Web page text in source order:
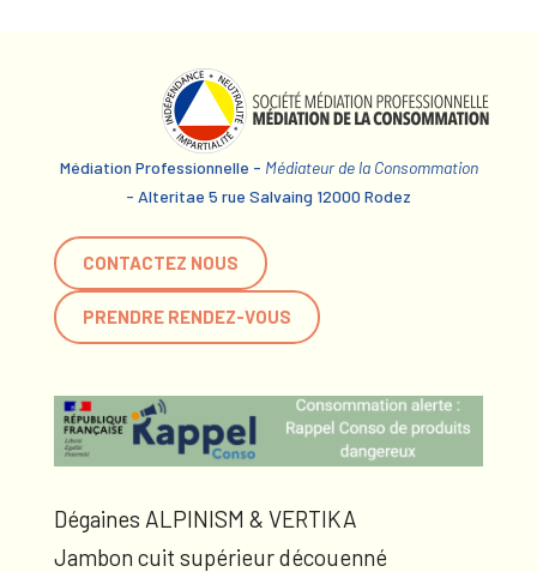
Médiation Professionnelle - Médiateur de la Consommation
- Alteritae 5 rue Salvaing 12000 Rodez
CONTACTEZ NOUS
PRENDRE RENDEZ-VOUS
Dégaines ALPINISM & VERTIKA
Jambon cuit supérieur découenné